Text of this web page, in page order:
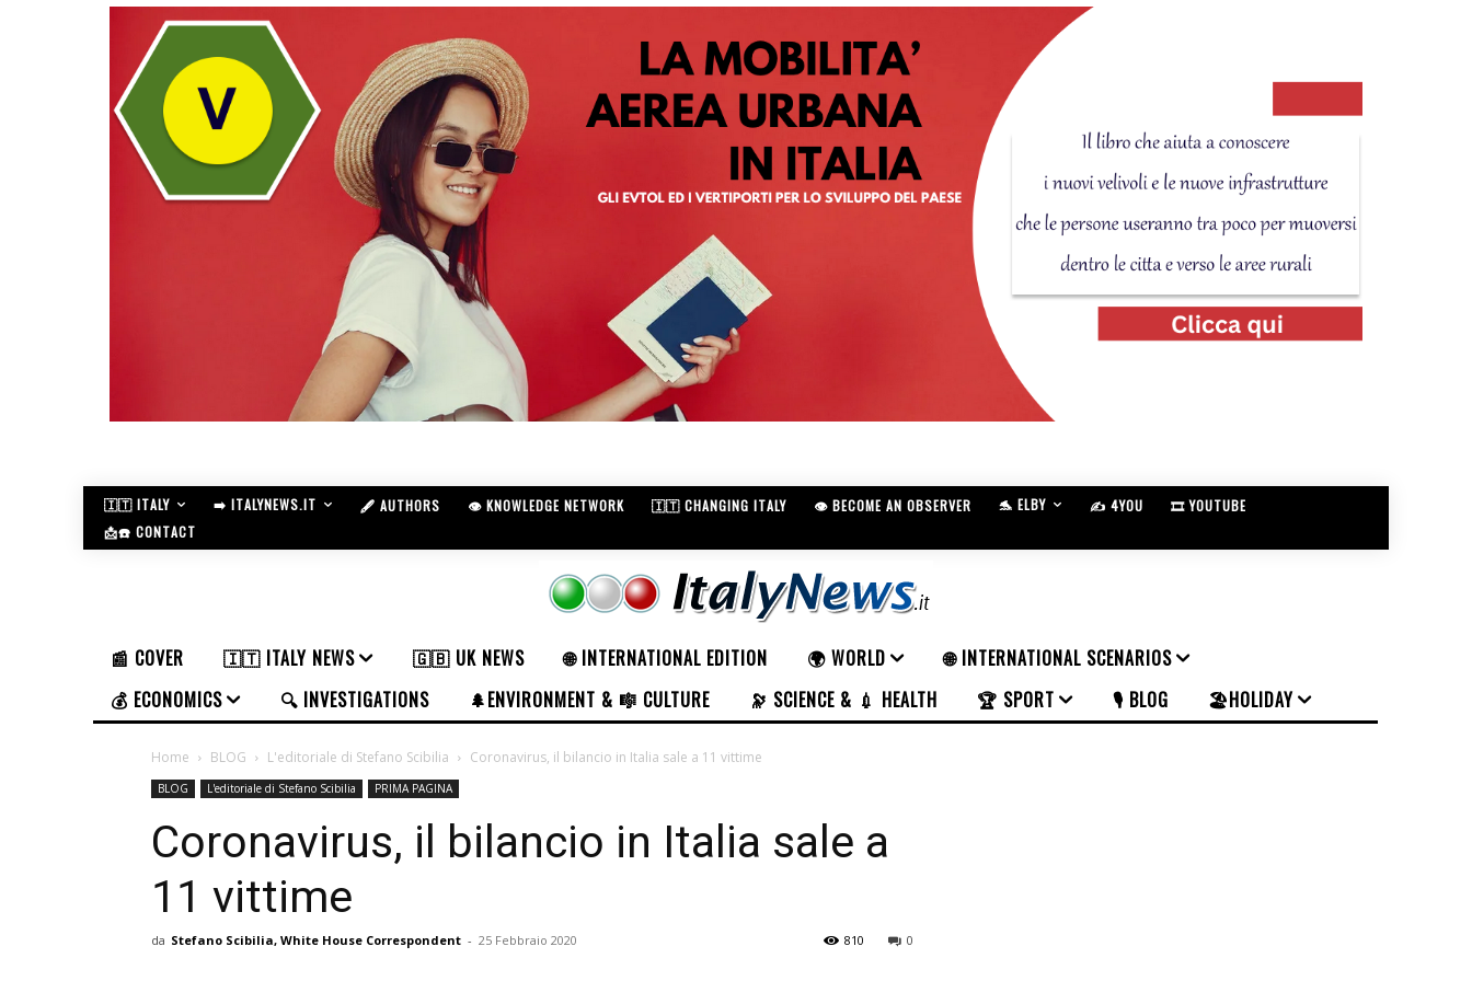
🇮🇹 ITALY ➡️ ITALYNEWS.IT 🖋️ AUTHORS 👁️ KNOWLEDGE NETWORK 🇮🇹 CHANGING ITALY 👁️ BECOME AN OBSERVER 🐬 ELBY ✍️ 4YOU
🎞️ YOUTUBE
📩☎️ CONTACT
📰 COVER 🇮🇹 ITALY NEWS 🇬🇧 UK NEWS 🌐 INTERNATIONAL EDITION 🌍 WORLD
🌐 INTERNATIONAL SCENARIOS
💰 ECONOMICS
🔍 INVESTIGATIONS 🌲ENVIRONMENT & 🎼 CULTURE 🔭 SCIENCE & 💉 HEALTH 🏆 SPORT 🎙️ BLOG 🏖️HOLIDAY
Home BLOG L'editoriale di Stefano Scibilia Coronavirus, il bilancio in Italia sale a 11 vittime
BLOG L'editoriale di Stefano Scibilia PRIMA PAGINA
Coronavirus, il bilancio in Italia sale a
11 vittime
da Stefano Scibilia, White House Correspondent - 25 Febbraio 2020 0
810